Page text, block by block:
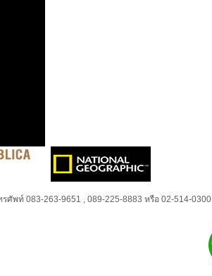
ศัพท์ 083-263-9651 , 089-225-8883 หรือ 02-514-0300